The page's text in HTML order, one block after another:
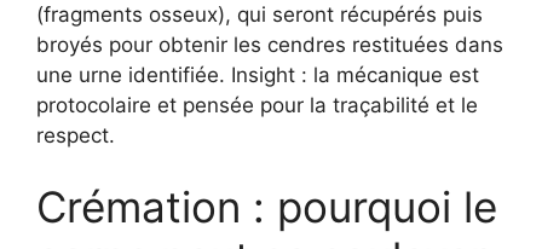
(fragments osseux), qui seront récupérés puis
broyés pour obtenir les cendres restituées dans
une urne identifiée. Insight : la mécanique est
protocolaire et pensée pour la traçabilité et le
respect.
Crémation : pourquoi le